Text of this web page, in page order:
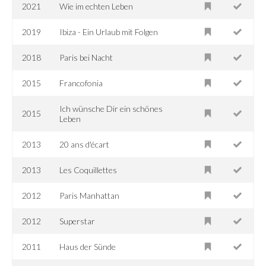
2021 Wie im echten Leben
2019 Ibiza - Ein Urlaub mit Folgen
2018 Paris bei Nacht
2015 Francofonia
2015
Ich wünsche Dir ein schönes
Leben
2013 20 ans d'écart
2013 Les Coquillettes
2012 Paris Manhattan
2012 Superstar
2011 Haus der Sünde